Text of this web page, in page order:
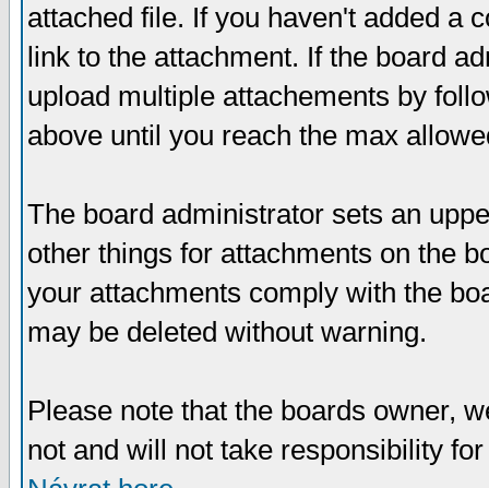
attached file. If you haven't added a
link to the attachment. If the board
upload multiple attachements by
above until you reach the max
The board administrator sets an
other things for attachments on the
your attachments comply with the
may be deleted without warning.
Please note that the boards owner,
not and will not take responsibility